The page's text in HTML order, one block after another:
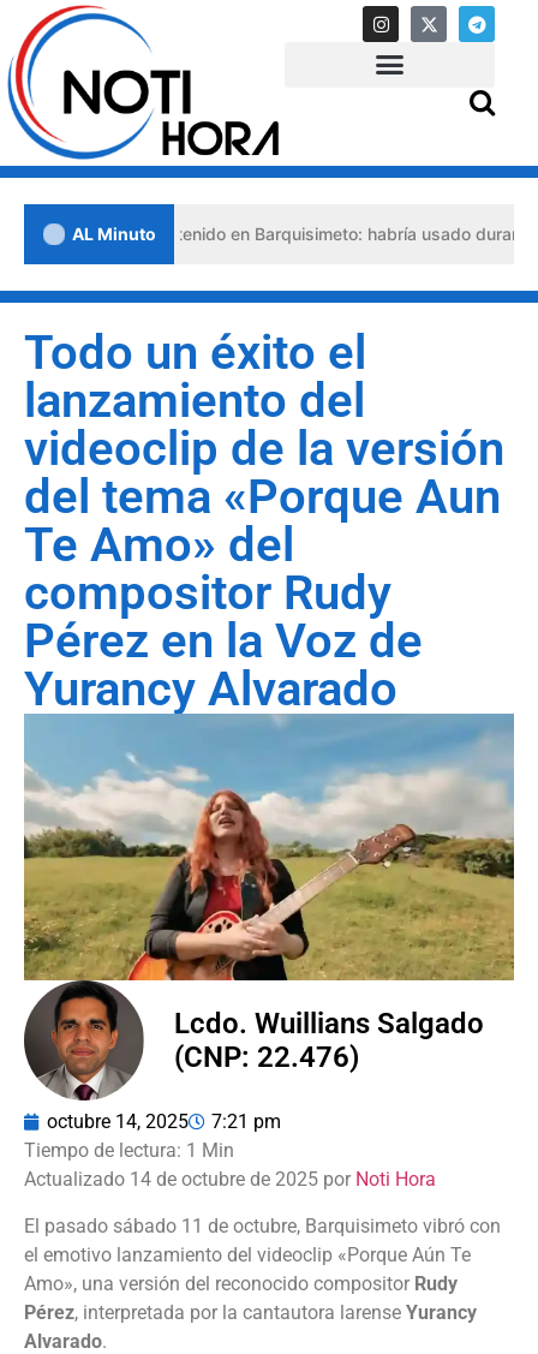
AL Minuto
abogado detenido en Barquisimeto: habría usado durante 13 años
Todo un éxito el
lanzamiento del
videoclip de la versión
del tema «Porque Aun
Te Amo» del
compositor Rudy
Pérez en la Voz de
Yurancy Alvarado
Lcdo. Wuillians Salgado
(CNP: 22.476)
octubre 14, 2025 7:21 pm
Actualizado 14 de octubre de 2025 por Noti Hora
El pasado sábado 11 de octubre, Barquisimeto vibró con
el emotivo lanzamiento del videoclip «Porque Aún Te
Amo», una versión del reconocido compositor Rudy
Pérez, interpretada por la cantautora larense Yurancy
Alvarado.